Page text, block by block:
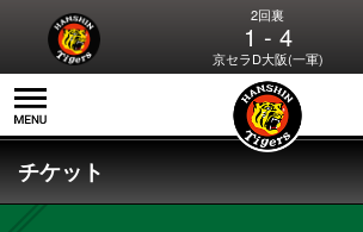
2回裏
1 - 4
京セラD大阪(一軍)
チケット